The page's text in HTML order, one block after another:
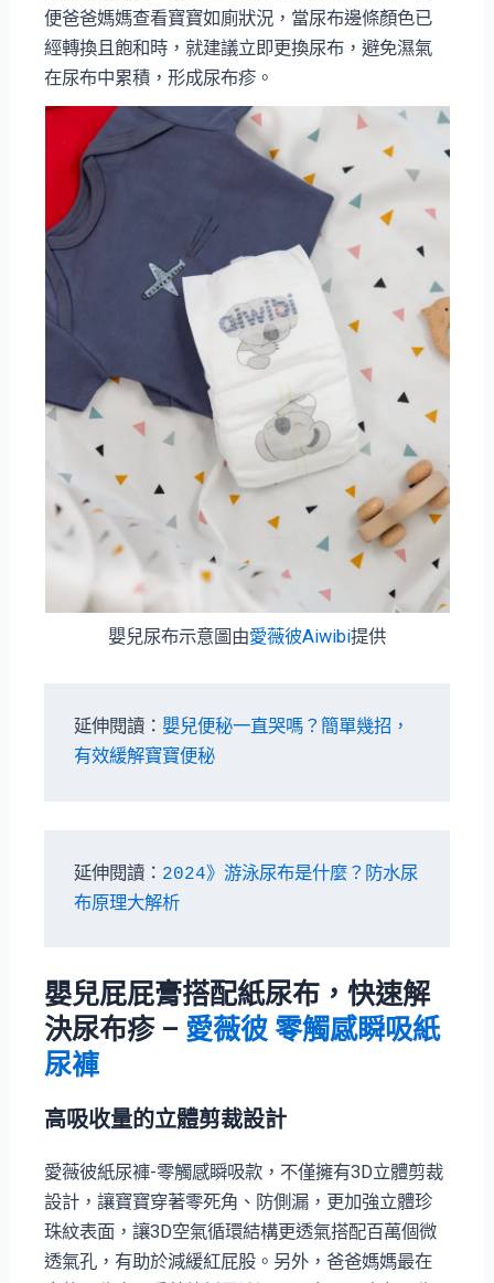
便爸爸媽媽查看寶寶如廁狀況，當尿布邊條顏色已
經轉換且飽和時，就建議立即更換尿布，避免濕氣
在尿布中累積，形成尿布疹。
嬰兒尿布示意圖由愛薇彼Aiwibi提供
延伸閱讀： 嬰兒便秘一直哭嗎？簡單幾招，
有效緩解寶寶便秘
延伸閱讀： 2024》游泳尿布是什麼？防水尿
布原理大解析
嬰兒屁屁膏搭配紙尿布，快速解
決尿布疹– 愛薇彼 零觸感瞬吸紙
尿褲
高吸收量的立體剪裁設計
愛薇彼紙尿褲-零觸感瞬吸款，不僅擁有3D立體剪裁
設計，讓寶寶穿著零死角、防側漏，更加強立體珍
珠紋表面，讓3D空氣循環結構更透氣搭配百萬個微
透氣孔，有助於減緩紅屁股。另外，爸爸媽媽最在